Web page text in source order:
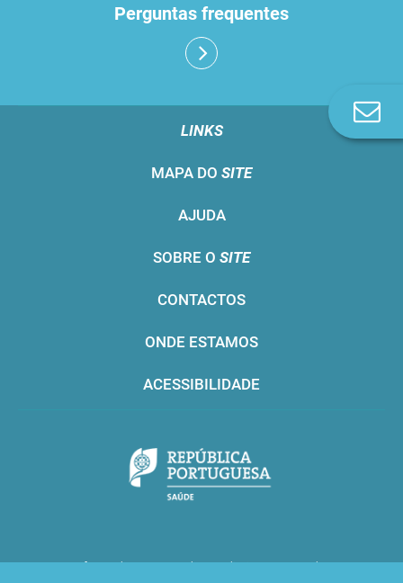
Perguntas frequentes
LINKS
MAPA DO SITE
AJUDA
SOBRE O SITE
CONTACTOS
ONDE ESTAMOS
ACESSIBILIDADE
Infarmed © 2016. Todos os direitos reservados